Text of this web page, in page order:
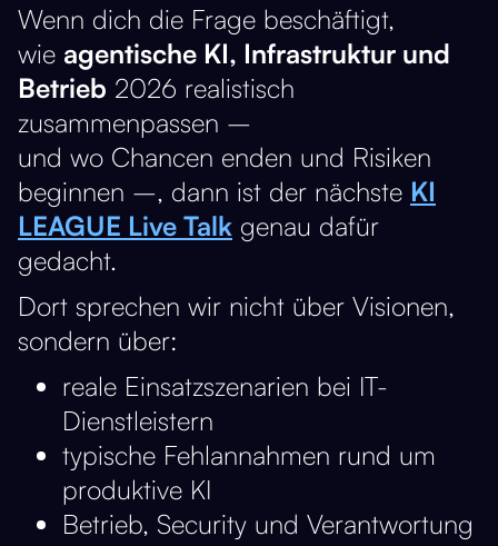
Wenn dich die Frage beschäftigt,
wie agentische KI, Infrastruktur und
Betrieb 2026 realistisch
zusammenpassen –
und wo Chancen enden und Risiken
beginnen –, dann ist der nächste KI
LEAGUE Live Talk genau dafür
gedacht.
Dort sprechen wir nicht über Visionen,
sondern über:
reale Einsatzszenarien bei IT-
Dienstleistern
typische Fehlannahmen rund um
produktive KI
Betrieb, Security und Verantwortung